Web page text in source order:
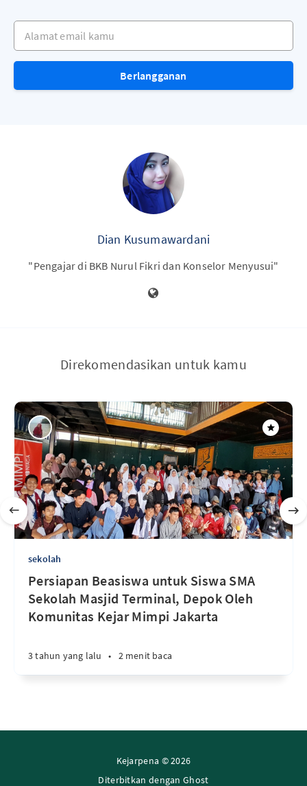
Alamat email kamu
Berlangganan
Dian Kusumawardani
"Pengajar di BKB Nurul Fikri dan Konselor Menyusui"
Direkomendasikan untuk kamu
sekolah
Persiapan Beasiswa untuk Siswa SMA
Sekolah Masjid Terminal, Depok Oleh
Komunitas Kejar Mimpi Jakarta
3 tahun yang lalu • 2 menit baca
Kejarpena © 2026
Diterbitkan denganGhost